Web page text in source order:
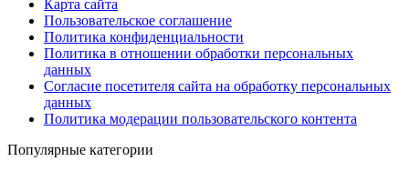
Карта сайта
Пользовательское соглашение
Политика конфиденциальности
Политика в отношении обработки персональных
данных
Согласие посетителя сайта на обработку персональных
данных
Политика модерации пользовательского контента
Популярные категории